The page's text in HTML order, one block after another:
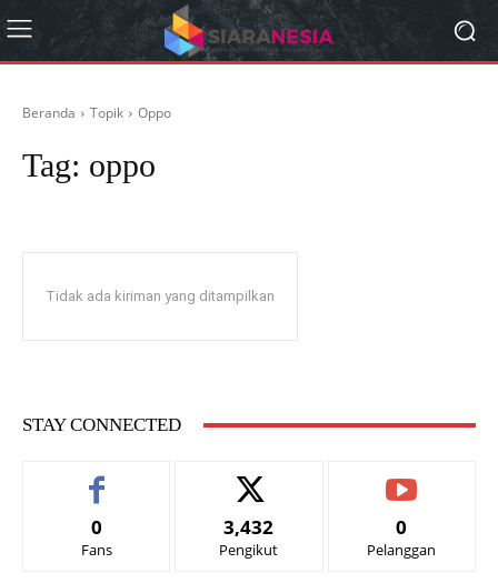
Beranda Topik Oppo
Tag: oppo
Tidak ada kiriman yang ditampilkan
STAY CONNECTED
0
Fans
3,432
Pengikut
0
Pelanggan